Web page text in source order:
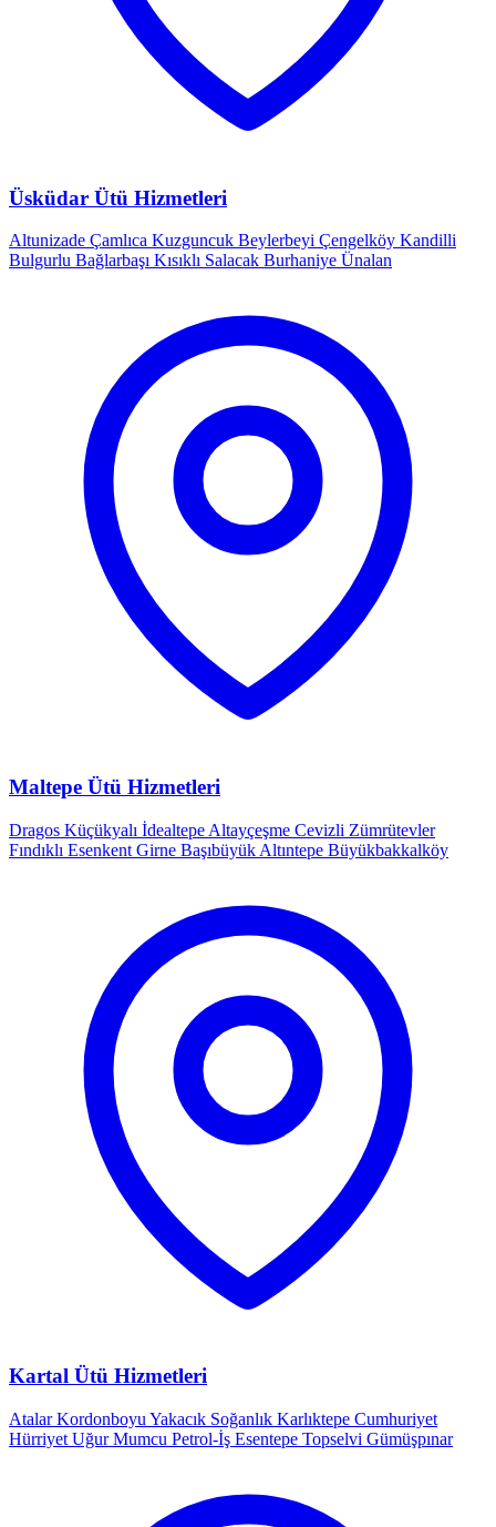
Üsküdar Ütü Hizmetleri
Altunizade Çamlıca Kuzguncuk Beylerbeyi Çengelköy Kandilli
Bulgurlu Bağlarbaşı Kısıklı Salacak Burhaniye Ünalan
Maltepe Ütü Hizmetleri
Dragos Küçükyalı İdealtepe Altayçeşme Cevizli Zümrütevler
Fındıklı Esenkent Girne Başıbüyük Altıntepe Büyükbakkalköy
Kartal Ütü Hizmetleri
AtalarKordonboyu Yakacık Soğanlık Karlıktepe Cumhuriyet
Hürriyet Uğur Mumcu Petrol-İş Esentepe Topselvi Gümüşpınar